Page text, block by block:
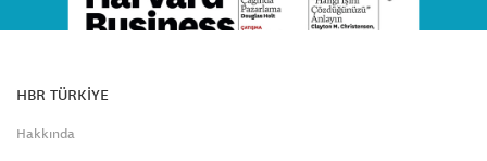
HBR TÜRKİYE
Hakkında